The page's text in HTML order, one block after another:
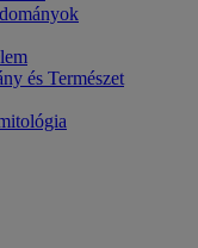
és Természet